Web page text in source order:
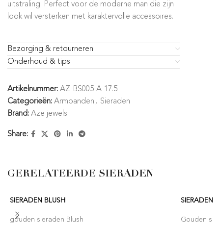
uitstraling. Perfect voor de moderne man die zijn
look wil versterken met karaktervolle accessoires.
Bezorging & retourneren
Onderhoud & tips
Artikelnummer: AZ-BS005-A-17.5
Categorieën: Armbanden , Sieraden
Brand: Aze jewels
Share:
GERELATEERDE SIERADEN
SIERADEN BLUSH
gouden sieraden Blush
SIERADEN
Gouden